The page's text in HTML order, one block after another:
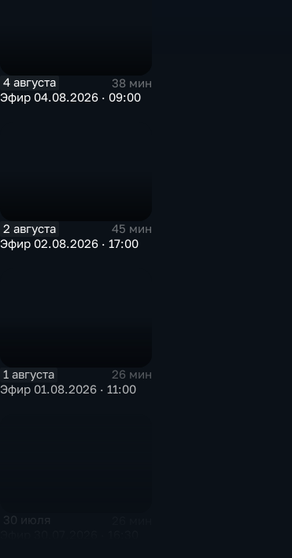
4 августа
38 мин
Эфир 04.08.2026 · 09:00
2 августа
45 мин
Эфир 02.08.2026 · 17:00
1 августа
26 мин
Эфир 01.08.2026 · 11:00
30 июля